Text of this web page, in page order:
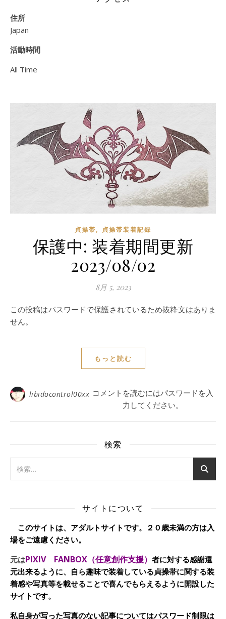
住所
Japan
活動時間
All Time
貞操帯, 貞操帯装着記録
保護中: 装着期間更新
2023/08/02
8月 5, 2023
この投稿はパスワードで保護されているため抜粋文はありま
せん。
もっと読む
libidocontrol00xx コメントを読むにはパスワードを入
力してください。
検索
サイトについて
このサイトは、アダルトサイトです。２０歳未満の方は入
場をご遠慮ください。
元はPIXIV FANBOX（任意創作支援） 者に対する感謝還
元出来るように、自ら趣味で装着している貞操帯に関する装
着感や写真等を載せることで喜んでもらえるように開設した
サイトです。
私自身が写った写真のない記事についてはパスワード制限は